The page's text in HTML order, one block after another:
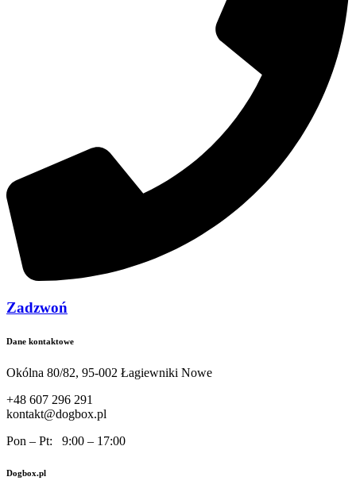
Zadzwoń
Dane kontaktowe
Okólna 80/82, 95-002 Łagiewniki Nowe
+48 607 296 291
kontakt@dogbox.pl
Pon – Pt: 9:00 – 17:00
Dogbox.pl